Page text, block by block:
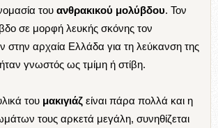
του ανθρακικού μολύβδου. Τον
σε μορφή λευκής σκόνης τον
στην αρχαία Ελλάδα για τη λεύκανση της
γνωστός ως τμίμη ή στίβη.
του μακιγιάζ είναι πάρα πολλά και η
τους αρκετά μεγάλη, συνηθίζεται